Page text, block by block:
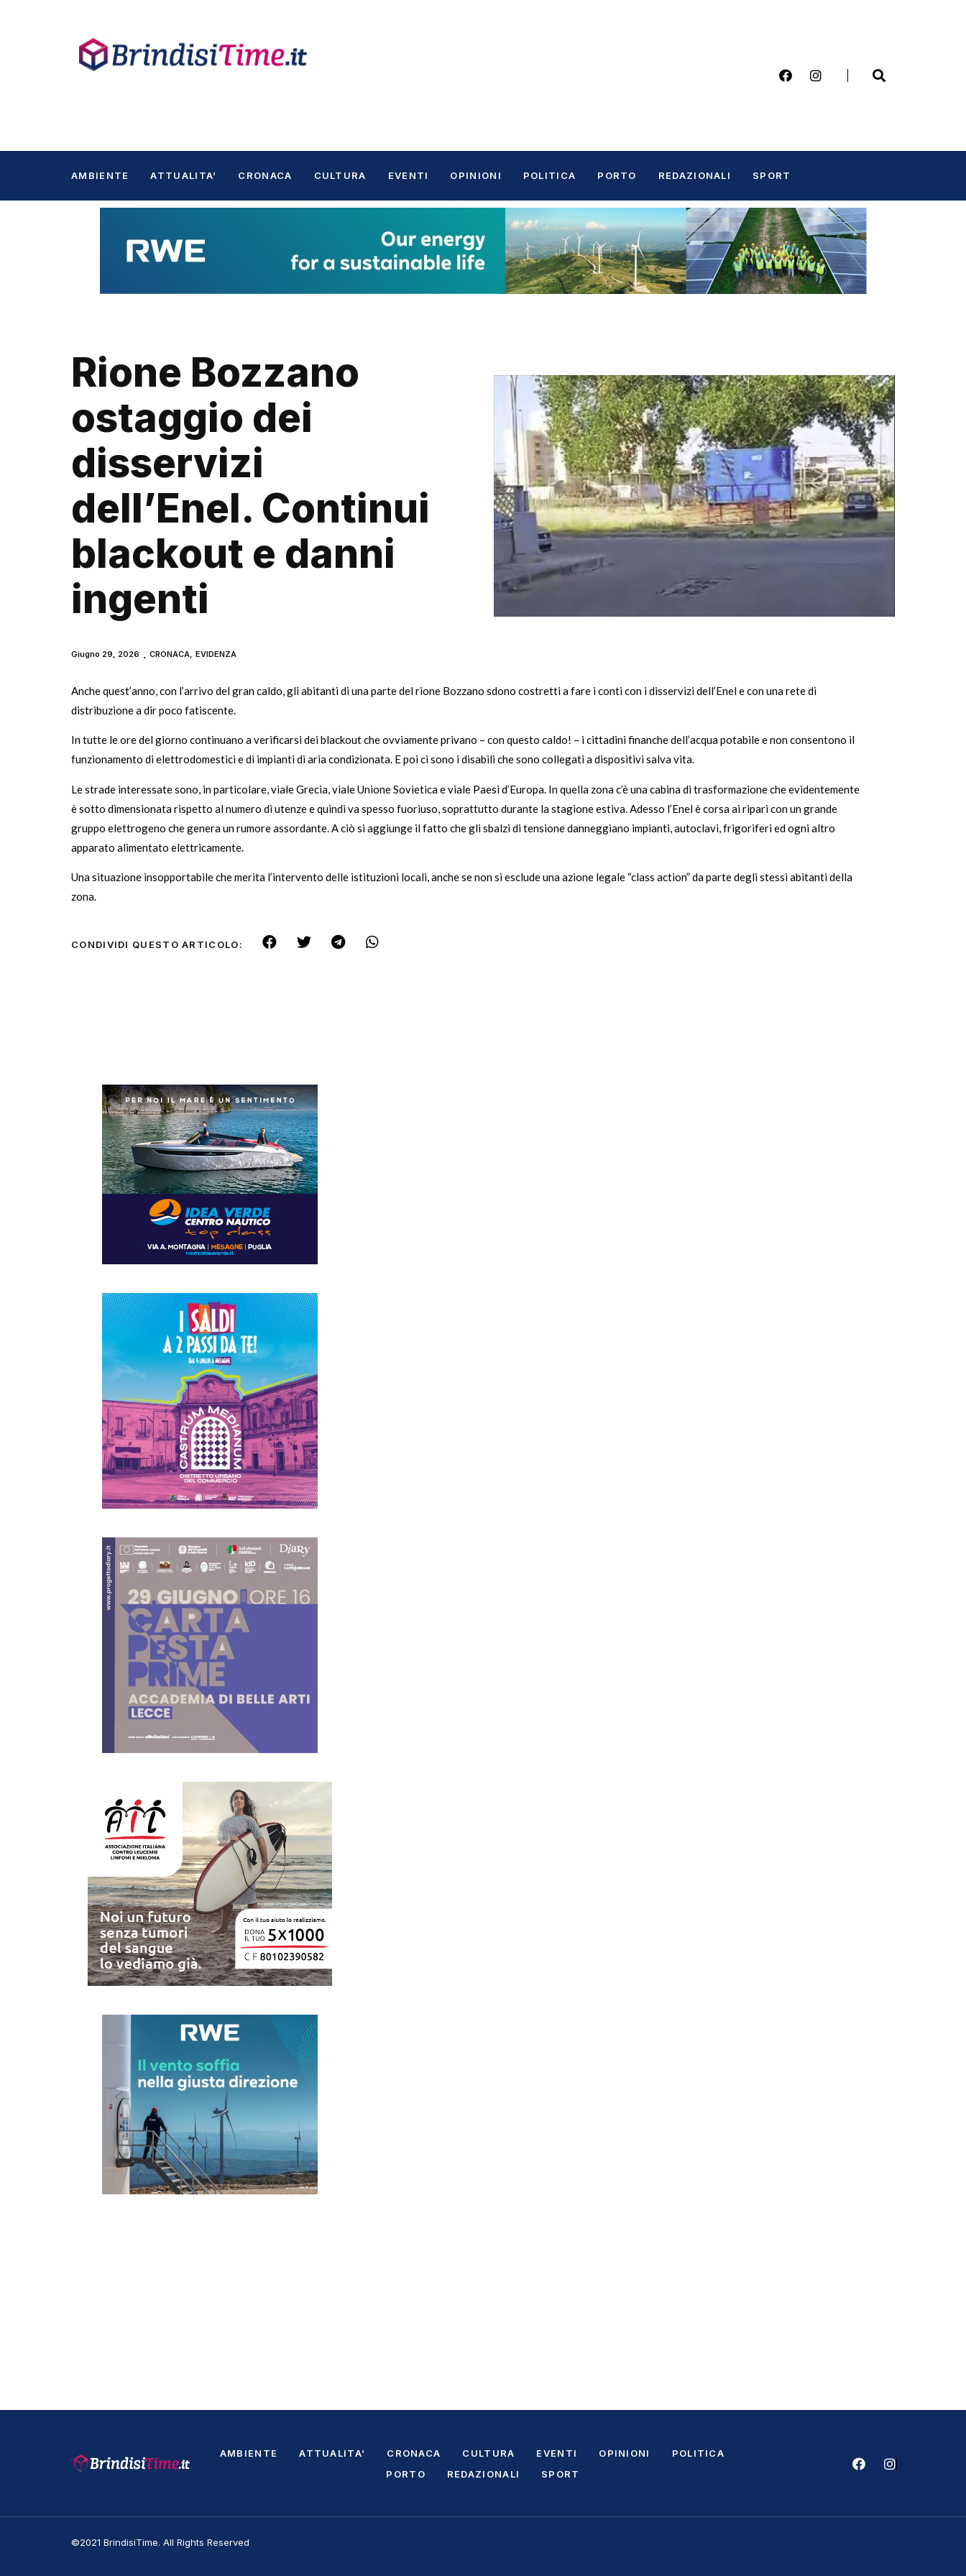
AMBIENTE ATTUALITA’ CRONACA CULTURA EVENTI OPINIONI POLITICA PORTO REDAZIONALI SPORT
Rione Bozzano
ostaggio dei
disservizi
dell’Enel. Continui
blackout e danni
ingenti
Giugno 29, 2026 CRONACA,EVIDENZA
Anche quest’anno, con l’arrivo del gran caldo, gli abitanti di una parte del rione Bozzano sdono costretti a fare i conti con i disservizi dell’Enel e con una rete di
distribuzione a dir poco fatiscente.
In tutte le ore del giorno continuano a verificarsi dei blackout che ovviamente privano – con questo caldo! – i cittadini finanche dell’acqua potabile e non consentono il
funzionamento di elettrodomestici e di impianti di aria condizionata. E poi ci sono i disabili che sono collegati a dispositivi salva vita.
Le strade interessate sono, in particolare, viale Grecia, viale Unione Sovietica e viale Paesi d’Europa. In quella zona c’è una cabina di trasformazione che evidentemente
è sotto dimensionata rispetto al numero di utenze e quindi va spesso fuoriuso, soprattutto durante la stagione estiva. Adesso l’Enel è corsa ai ripari con un grande
gruppo elettrogeno che genera un rumore assordante. A ciò si aggiunge il fatto che gli sbalzi di tensione danneggiano impianti, autoclavi, frigoriferi ed ogni altro
apparato alimentato elettricamente.
Una situazione insopportabile che merita l’intervento delle istituzioni locali, anche se non si esclude una azione legale “class action” da parte degli stessi abitanti della
zona.
CONDIVIDI QUESTO ARTICOLO:
AMBIENTE ATTUALITA’ CRONACA CULTURA EVENTI OPINIONI
POLITICA
PORTO
REDAZIONALI SPORT
©2021 BrindisiTime. All Rights Reserved